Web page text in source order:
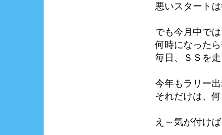
悪いスタート
でも今月中で
何時になった
毎日、ＳＳを
今年もラリー
それだけは、
え～気が付け